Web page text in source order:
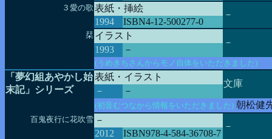
３愛の歌 表紙・挿絵
－
1994 ISBN4-12-500277-0
栞 イラスト
－
1993 －
(うめきちさんからモノ自体をいただきました)
「夢幻組あやかし始
末記」シリーズ
表紙・イラスト
文庫
－ －
(初音むつなから情報をいただきました) 朝松健
百鬼夜行に花吹雪 －
－
2012 ISBN978-4-584-36708-7